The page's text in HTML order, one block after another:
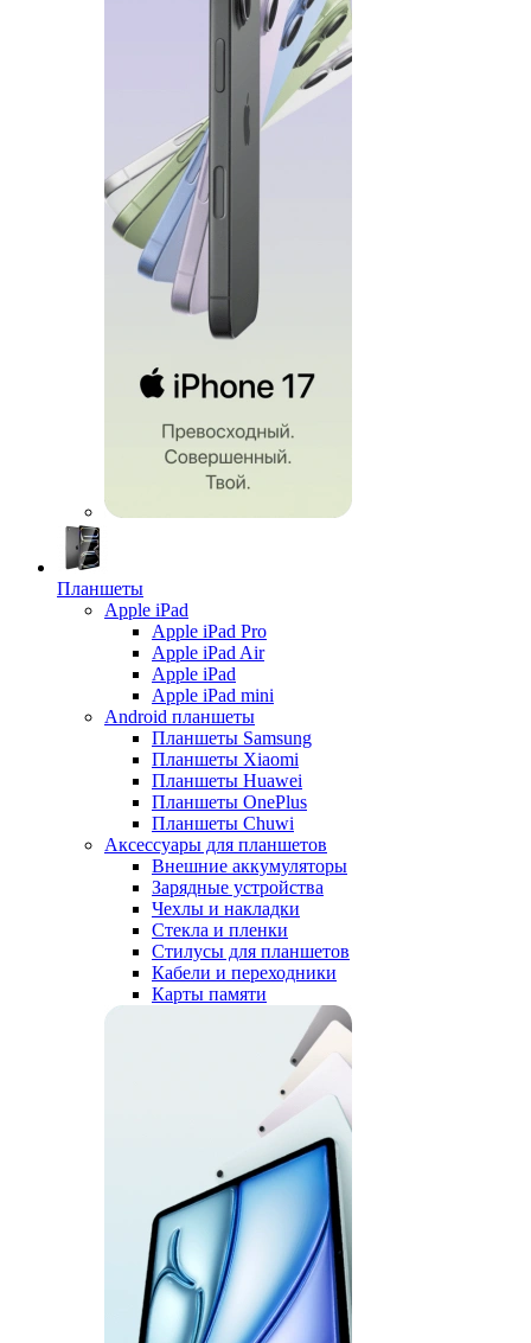
Планшеты
Apple iPad
Apple iPad Pro
Apple iPad Air
Apple iPad
Apple iPad mini
Android планшеты
Планшеты Samsung
Планшеты Xiaomi
Планшеты Huawei
Планшеты OnePlus
Планшеты Chuwi
Аксессуары для планшетов
Внешние аккумуляторы
Зарядные устройства
Чехлы и накладки
Стекла и пленки
Стилусы для планшетов
Кабели и переходники
Карты памяти